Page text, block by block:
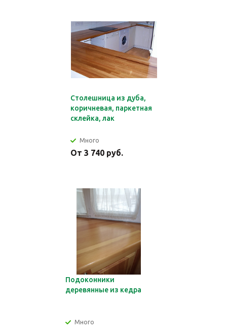
Столешница из дуба,
коричневая, паркетная
склейка, лак
Много
От 3 740 руб.
Подоконники
деревянные из кедра
Много